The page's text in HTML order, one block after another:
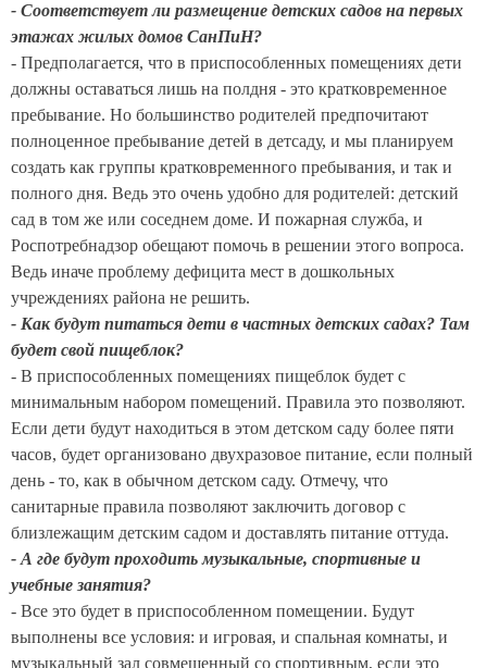
- Соответствует ли размещение детских садов на первых
этажах жилых домов СанПиН?
- Предполагается, что в приспособленных помещениях дети
должны оставаться лишь на полдня - это кратковременное
пребывание. Но большинство родителей предпочитают
полноценное пребывание детей в детсаду, и мы планируем
создать как группы кратковременного пребывания, и так и
полного дня. Ведь это очень удобно для родителей: детский
сад в том же или соседнем доме. И пожарная служба, и
Роспотребнадзор обещают помочь в решении этого вопроса.
Ведь иначе проблему дефицита мест в дошкольных
учреждениях района не решить.
- Как будут питаться дети в частных детских садах? Там
будет свой пищеблок?
- В приспособленных помещениях пищеблок будет с
минимальным набором помещений. Правила это позволяют.
Если дети будут находиться в этом детском саду более пяти
часов, будет организовано двухразовое питание, если полный
день - то, как в обычном детском саду. Отмечу, что
санитарные правила позволяют заключить договор с
близлежащим детским садом и доставлять питание оттуда.
- А где будут проходить музыкальные, спортивные и
учебные занятия?
- Все это будет в приспособленном помещении. Будут
выполнены все условия: и игровая, и спальная комнаты, и
музыкальный зал совмещенный со спортивным, если это